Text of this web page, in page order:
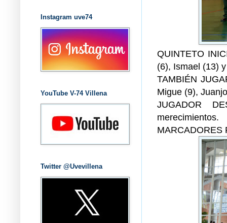
QUINTETO
(6), Ismael (13)
TAMBIÉN
Migue (9),
JUGADOR
merecimientos.
MARCADORES
Instagram uve74
YouTube V-74 Villena
Twitter @Uvevillena